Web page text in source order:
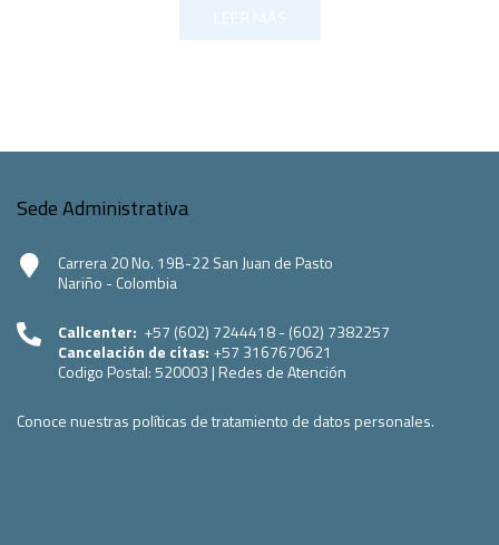
Sede Administrativa
Carrera 20 No. 19B-22 San Juan de Pasto
Nariño - Colombia
Callcenter: +57 (602) 7244418 - (602) 7382257
Cancelación de citas: +57 3167670621
Codigo Postal:520003 | Redes de Atención
Conoce nuestras políticas de tratamiento de datos personales.